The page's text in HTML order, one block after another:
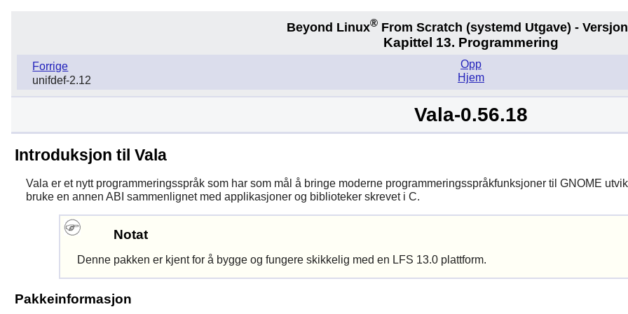
Beyond Linux®From Scratch (systemd Utgave) -
Kapittel 13. Programmering
Forrige
unifdef-2.12
Opp
Hjem
Vala-0.56.18
Introduksjon til Vala
Vala er et nytt programmeringsspråk som har som mål å bringe moderne programmeringsspråkfunksjoner til GNOME
bruke en annen ABI sammenlignet med applikasjoner og biblioteker skrevet i C.
Notat
Denne pakken er kjent for å bygge og fungere skikkelig med en LFS 13.0 plattform.
Pakkeinformasjon